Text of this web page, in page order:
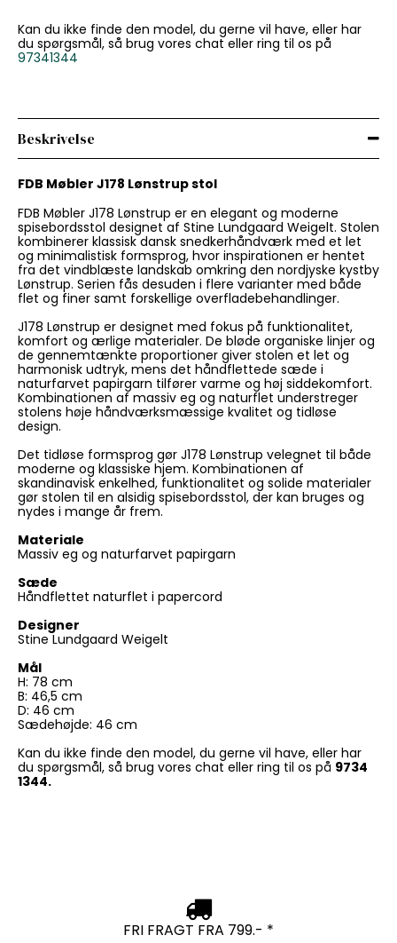
Kan du ikke finde den model, du gerne vil have, eller har
du spørgsmål, så brug vores chat eller ring til os på
97341344
Beskrivelse
FDB Møbler J178 Lønstrup stol
FDB Møbler J178 Lønstrup er en elegant og moderne
spisebordsstol designet af Stine Lundgaard Weigelt. Stolen
kombinerer klassisk dansk snedkerhåndværk med et let
og minimalistisk formsprog, hvor inspirationen er hentet
fra det vindblæste landskab omkring den nordjyske kystby
Lønstrup. Serien fås desuden i flere varianter med både
flet og finer samt forskellige overfladebehandlinger.
J178 Lønstrup er designet med fokus på funktionalitet,
komfort og ærlige materialer. De bløde organiske linjer og
de gennemtænkte proportioner giver stolen et let og
harmonisk udtryk, mens det håndflettede sæde i
naturfarvet papirgarn tilfører varme og høj siddekomfort.
Kombinationen af massiv eg og naturflet understreger
stolens høje håndværksmæssige kvalitet og tidløse
design.
Det tidløse formsprog gør J178 Lønstrup velegnet til både
moderne og klassiske hjem. Kombinationen af
skandinavisk enkelhed, funktionalitet og solide materialer
gør stolen til en alsidig spisebordsstol, der kan bruges og
nydes i mange år frem.
Materiale
Massiv eg og naturfarvet papirgarn
Sæde
Håndflettet naturflet i papercord
Designer
Stine Lundgaard Weigelt
Mål
H: 78 cm
B: 46,5 cm
D: 46 cm
Sædehøjde: 46 cm
Kan du ikke finde den model, du gerne vil have, eller har
du spørgsmål, så brug vores chat eller ring til os på 9734
1344.
FRI FRAGT FRA 799.- *